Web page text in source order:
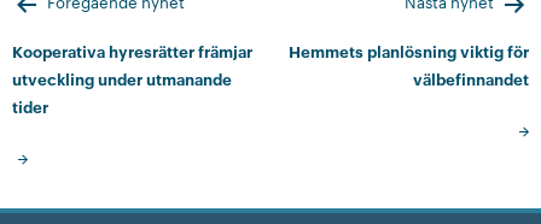
Kooperativa hyresrätter främjar
utveckling under utmanande
tider
Hemmets planlösning viktig för
välbefinnandet